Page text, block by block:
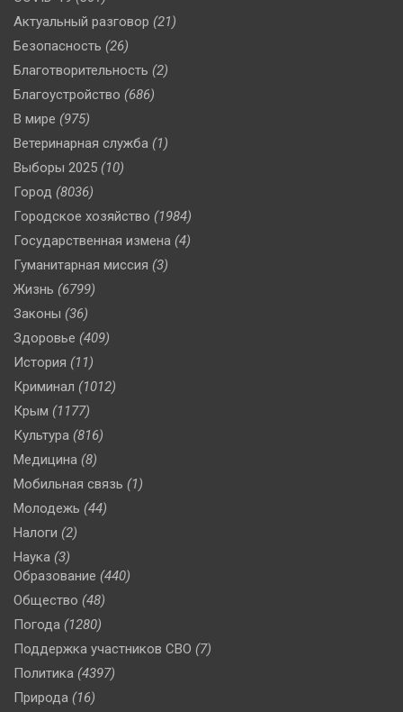
Актуальный разговор (21)
Безопасность (26)
Благотворительность (2)
Благоустройство (686)
В мире (975)
Ветеринарная служба (1)
Выборы 2025 (10)
Город (8036)
Городское хозяйство (1984)
Государственная измена (4)
Гуманитарная миссия (3)
Жизнь (6799)
Законы (36)
Здоровье (409)
История (11)
Криминал (1012)
Крым (1177)
Культура (816)
Медицина (8)
Мобильная связь (1)
Молодежь (44)
Налоги (2)
Наука (3)
Образование (440)
Общество (48)
Погода (1280)
Поддержка участников СВО (7)
Политика (4397)
Природа (16)